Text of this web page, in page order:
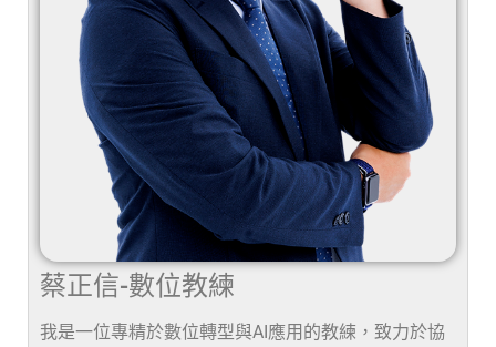
蔡正信-數位教練
我是一位專精於數位轉型與AI應用的教練，致力於協